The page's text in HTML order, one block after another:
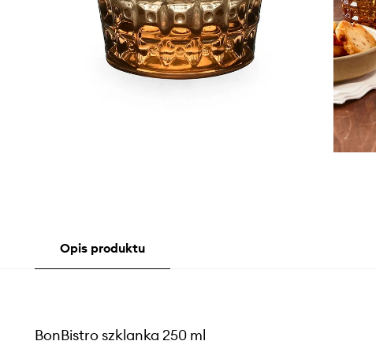
Opis produktu
BonBistro szklanka 250 ml